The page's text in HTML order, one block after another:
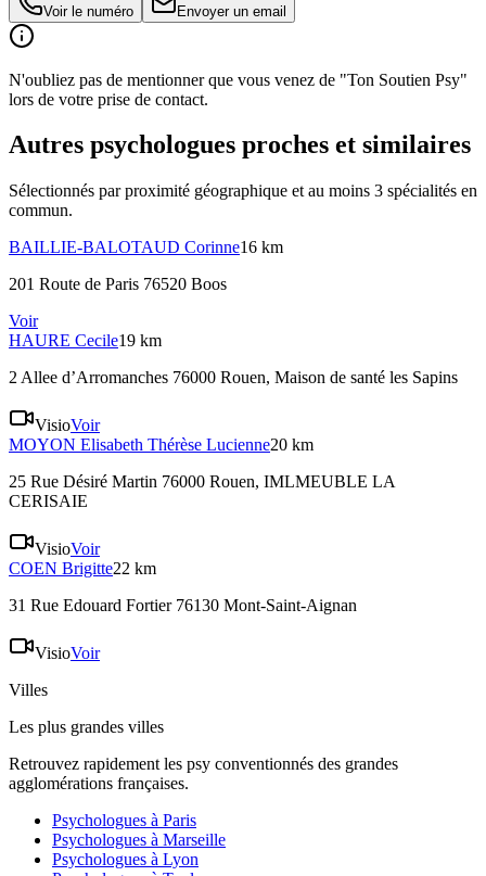
Voir le numéro Envoyer un email
N'oubliez pas de mentionner que vous venez de "Ton Soutien Psy"
lors de votre prise de contact.
Autres psychologues proches et similaires
Sélectionnés par proximité géographique et au moins 3 spécialités en
commun.
BAILLIE-BALOTAUD Corinne16 km
201 Route de Paris 76520 Boos
Voir
HAURE Cecile19 km
2 Allee d’Arromanches 76000 Rouen, Maison de santé les Sapins
VisioVoir
MOYON Elisabeth Thérèse Lucienne20 km
25 Rue Désiré Martin 76000 Rouen, IMLMEUBLE LA
CERISAIE
VisioVoir
COEN Brigitte22 km
31 Rue Edouard Fortier 76130 Mont-Saint-Aignan
VisioVoir
Villes
Les plus grandes villes
Retrouvez rapidement les psy conventionnés des grandes
agglomérations françaises.
Psychologues à Paris
Psychologues à Marseille
Psychologues à Lyon